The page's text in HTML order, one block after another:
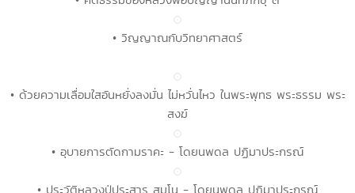
• วิญญาณกับวิทยาศาสตร์
• ด้วยความเลื่อมใสอันหยั่งลงมั่น ไม่หวั่นไหว ในพระพุทธ พระธรรม พระ
สงฆ์
• อุบายการตัดกามราคะ - โดยนพดล ปฏิมาประกรณ์
• ประวัติหลวงปู่ประสาร สุมโน - โดยนพดล ปฏิมาประกรณ์